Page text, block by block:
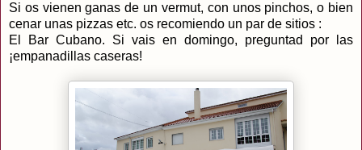
Si os vienen ganas de un vermut, con unos pinchos, o bien
cenar unas pizzas etc. os recomiendo un par de sitios :
El Bar Cubano. Si vais en domingo, preguntad por las
¡empanadillas caseras!